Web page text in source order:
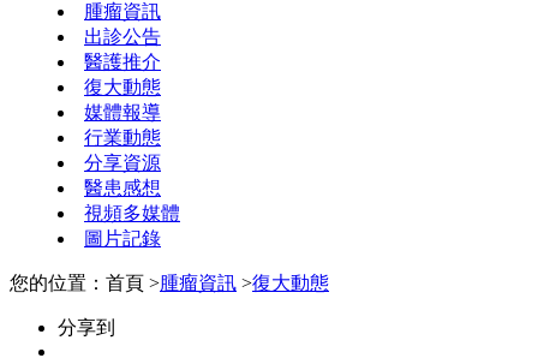
腫瘤資訊
出診公告
醫護推介
復大動態
媒體報導
行業動態
分享資源
醫患感想
視頻多媒體
圖片記錄
您的位置：首頁 >腫瘤資訊 >復大動態
分享到